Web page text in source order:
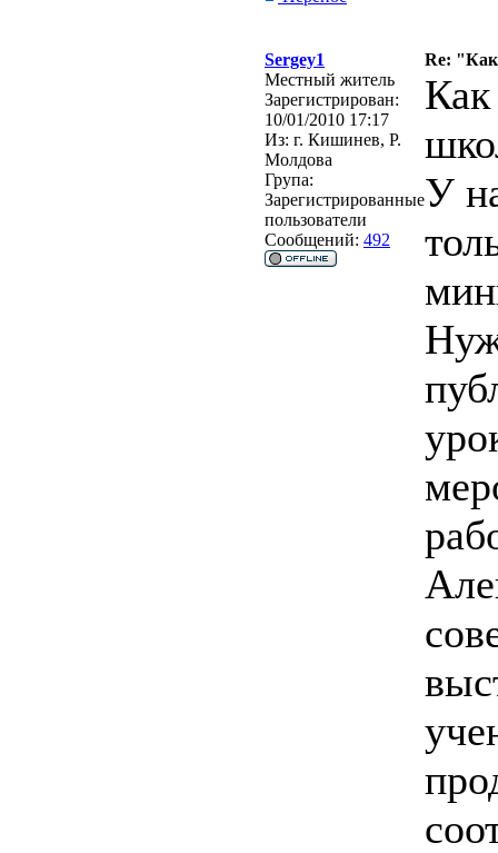
Sergey1
Re:
Местный житель
Зарегистрирован:
10/01/2010 17:17
Из: г. Кишинев, Р.
Молдова
Група:
Зарегистрированные
пользователи
Сообщений: 492
У